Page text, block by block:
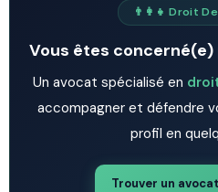
👨‍👩‍👧 Droit
Vous êtes
Un avocat spécialisé en
accompagner et défendre
profil en
Trouver un